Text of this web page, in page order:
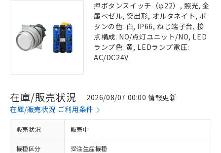
押ボタンスイッチ（φ22）, 照光, 金
属ベゼル, 突出形, オルタネイト, ボ
タンの色: 白, IP66, ねじ端子台, 接
点構成: NO/点灯ユニット/NO, LED
ランプ色: 黄, LEDランプ電圧:
AC/DC24V
在庫/販売状況
2026/08/07 00:00 情報更新
在庫/販売状況 ご利用条件
販売状況 販売中
機種区分 受注生産機種